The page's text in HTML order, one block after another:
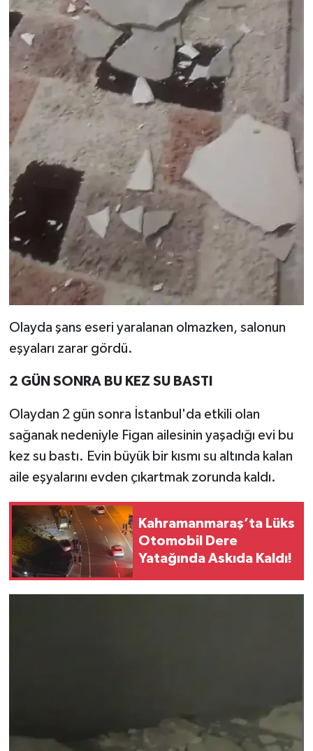
Olayda şans eseri yaralanan olmazken, salonun
eşyaları zarar gördü.
2 GÜN SONRA BU KEZ SU BASTI
Olaydan 2 gün sonra İstanbul'da etkili olan
sağanak nedeniyle Figan ailesinin yaşadığı evi bu
kez su bastı. Evin büyük bir kısmı su altında kalan
aile eşyalarını evden çıkartmak zorunda kaldı.
Kahramanmaraş’ta Lüks
Otomobil Dere
Yatağında Askıda Kaldı!